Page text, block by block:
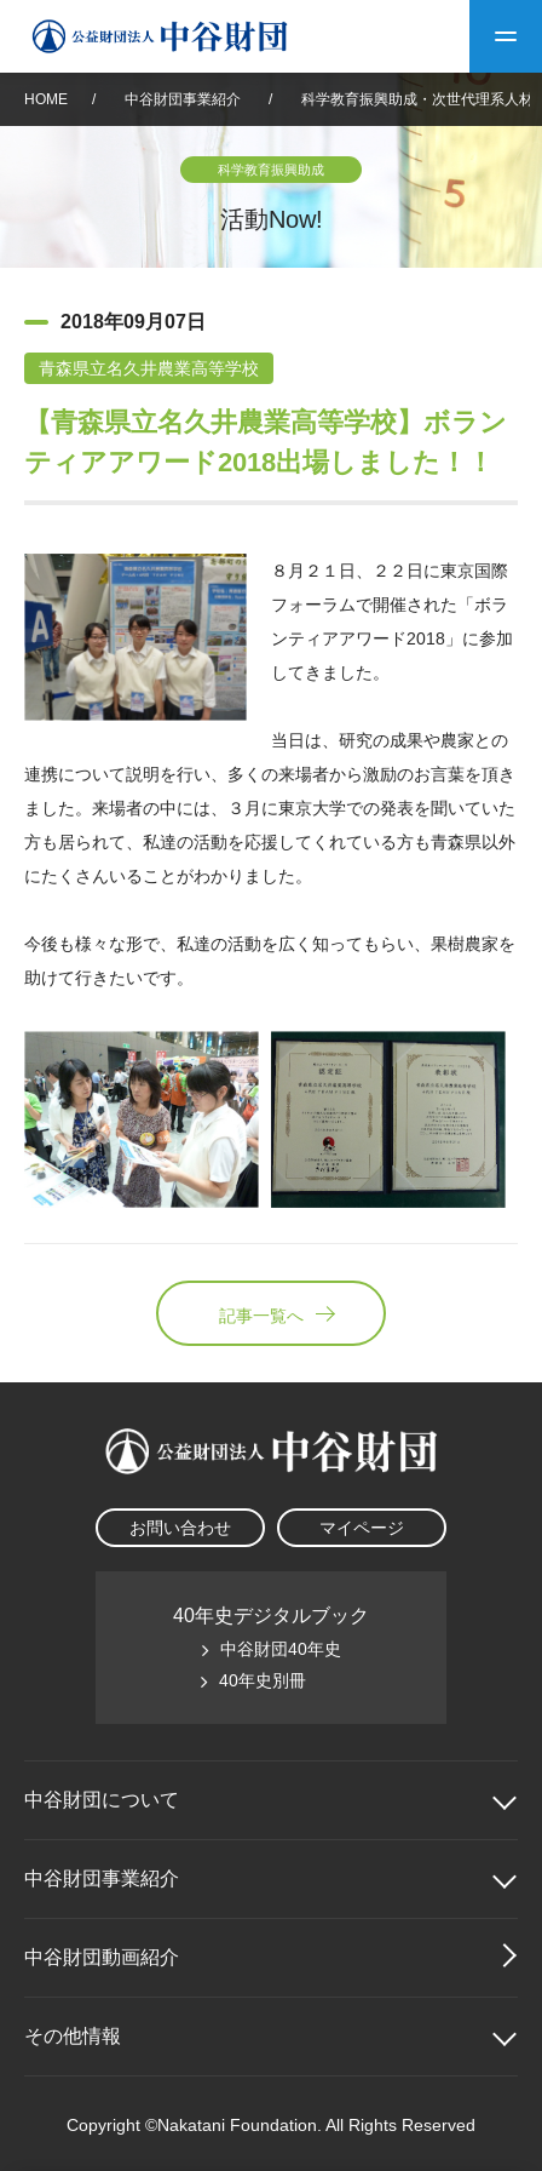
中谷財団について
設立趣意書 財団概要
沿革 40年史デジタルブック
中谷財団40年史
役員・評議員 公開情報
年報一覧 中谷財団レポート
中谷財団事業紹介 中谷賞
神戸賞 長期大型研究助成
大学院生奨学金
国際学生交流プログラ
ム
科学教育振興助成・
次世代理系人材育成プ
中谷財団動画紹介
その他情報
アクセス よくあるご質問
サイトマップ 中谷財団アーカイブ
日本語 English
HOME / 中谷財団事業紹介 / 科学教育振興助成・次世代理系人材
科学教育振興助成
活動Now!
2018年09月07日
青森県立名久井農業高等学校
【青森県立名久井農業高等学校】ボラン
ティアアワード2018出場しました！！
８月２１日、２２日に東京国際
フォーラムで開催された「ボラ
ンティアアワード2018」に参加
してきました。
当日は、研究の成果や農家との
連携について説明を行い、多くの来場者から激励のお言葉を頂き
ました。来場者の中には、３月に東京大学での発表を聞いていた
方も居られて、私達の活動を応援してくれている方も青森県以外
にたくさんいることがわかりました。
今後も様々な形で、私達の活動を広く知ってもらい、果樹農家を
助けて行きたいです。
記事一覧へ
お問い合わせ マイページ
40年史デジタルブック
中谷財団40年史
40年史別冊
中谷財団について
中谷財団について
理事長挨拶
設立趣意書
中谷財団事業紹介
中谷財団事業紹介
中谷賞
中谷財団動画紹介
その他情報
Copyright ©Nakatani Foundation. All Rights Reserved